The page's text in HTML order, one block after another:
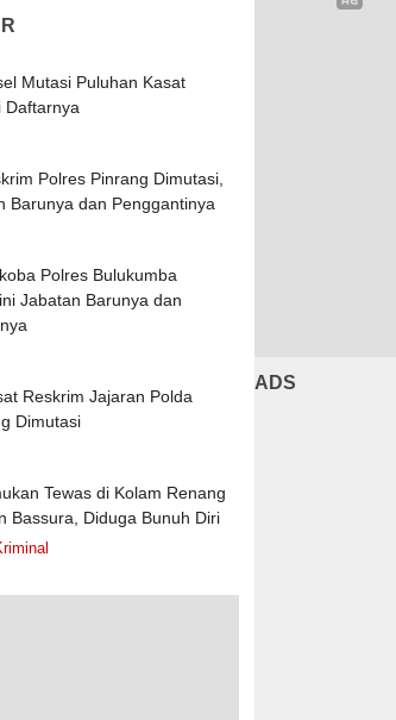
Mutasi Puluhan Kasat
Daftarnya
Polres Pinrang Dimutasi,
Barunya dan Penggantinya
Polres Bulukumba
Jabatan Barunya dan
Reskrim Jajaran Polda
Dimutasi
Tewas di Kolam Renang
Bassura, Diduga Bunuh Diri
ADS